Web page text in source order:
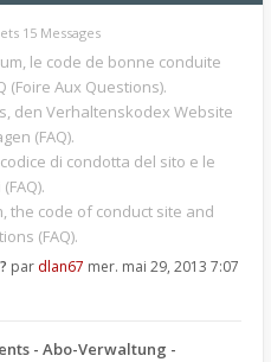
15 Messages
le code de bonne conduite
(Foire Aux Questions).
den Verhaltenskodex Website
(FAQ).
di condotta del sito e le
the code of conduct site and
(FAQ).
par dlan67 mer. mai 29, 2013 7:07
- Abo-Verwaltung -